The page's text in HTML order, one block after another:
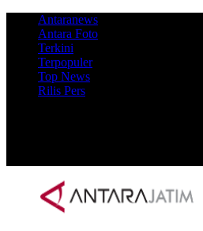
Antaranews
Antara Foto
Terkini
Terpopuler
Top News
Rilis Pers